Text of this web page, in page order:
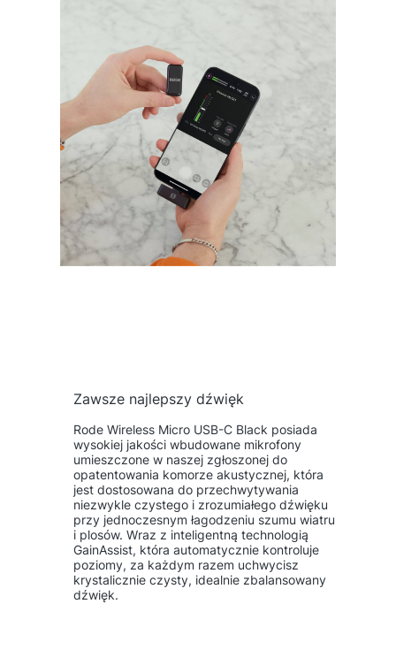
Zawsze najlepszy dźwięk
Rode Wireless Micro USB-C Black posiada
wysokiej jakości wbudowane mikrofony
umieszczone w naszej zgłoszonej do
opatentowania komorze akustycznej, która
jest dostosowana do przechwytywania
niezwykle czystego i zrozumiałego dźwięku
przy jednoczesnym łagodzeniu szumu wiatru
i plosów. Wraz z inteligentną technologią
GainAssist, która automatycznie kontroluje
poziomy, za każdym razem uchwycisz
krystalicznie czysty, idealnie zbalansowany
dźwięk.